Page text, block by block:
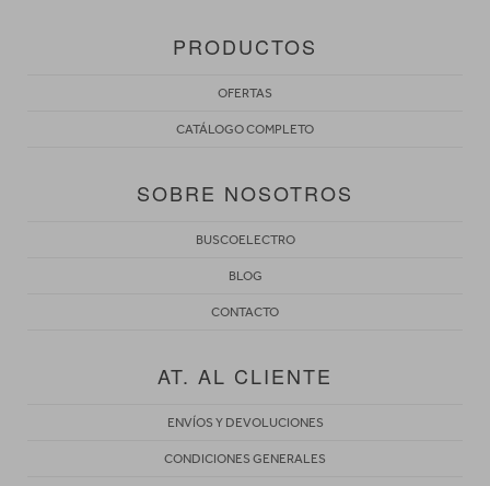
PRODUCTOS
OFERTAS
CATÁLOGO COMPLETO
SOBRE NOSOTROS
BUSCOELECTRO
BLOG
CONTACTO
AT. AL CLIENTE
ENVÍOS Y DEVOLUCIONES
CONDICIONES GENERALES